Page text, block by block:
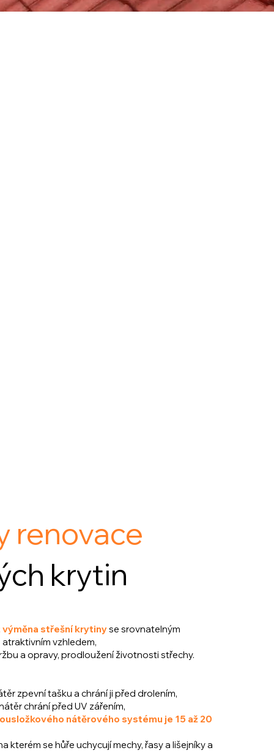
renovace
krytin
výměna střešní krytinyse srovnatelným
atraktivním vzhledem,
a opravy, prodloužení životnosti střechy.
zpevní tašku a chrání ji před drolením,
chrání před UV zářením,
nátěrového systému je 15 až 20
kterém se hůře uchycují mechy, řasy a lišejníky a